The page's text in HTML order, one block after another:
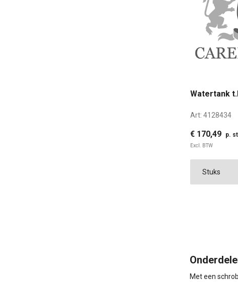
Watertank
Art: 4128434
€ 170,49 p.
Excl. BTW
Met een